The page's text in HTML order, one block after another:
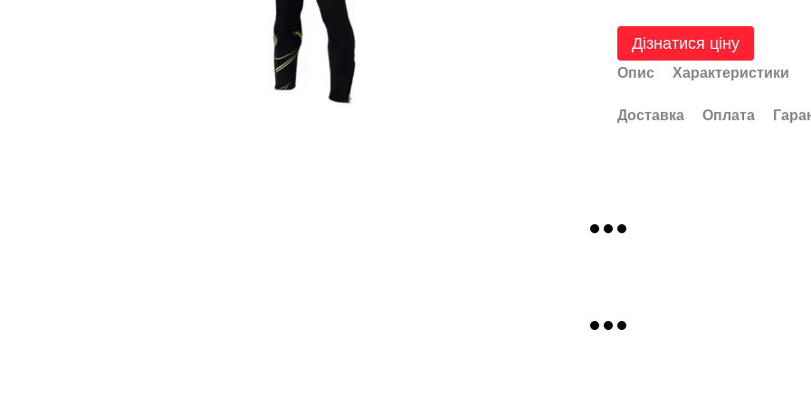
Дізнатися ціну
Опис Характеристики
Доставка Оплата